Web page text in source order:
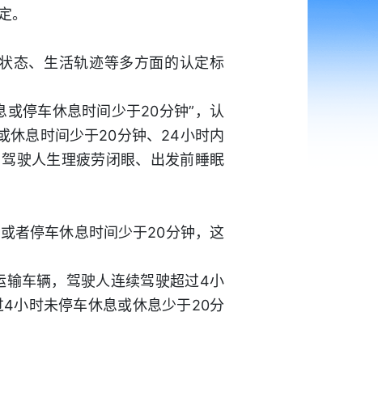
。
态、生活轨迹等多方面的认定标
停车休息时间少于20分钟”，认
休息时间少于20分钟、24小时内
驶人生理疲劳闭眼、出发前睡眠
者停车休息时间少于20分钟，这
输车辆，驾驶人连续驾驶超过4小
小时未停车休息或休息少于20分